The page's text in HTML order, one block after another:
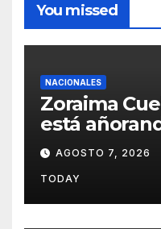
You missed
NACIONALES
Zoraima
está
nuestro
con la
evidencias”
AGOSTO 7, 2026
TODAY